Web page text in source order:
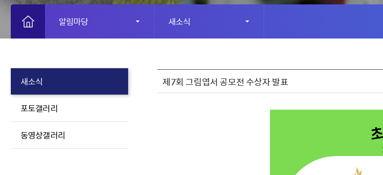
알림마당 새소식
새소식
포토갤러리
동영상갤러리
제7회 그림엽서 공모전 수상자 발표